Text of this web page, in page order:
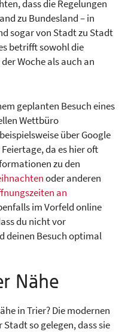
dass die Regelungen
zu Bundesland – in
sogar von Stadt zu Stadt
betrifft sowohl die
Woche als auch an
geplanten Besuch eines
Wettbüro
über Google
da es hier oft
zu den
oder anderen
an
im Vorfeld online
du nicht vor
deinen Besuch optimal
Nähe
in Trier? Die modernen
so gelegen, dass sie